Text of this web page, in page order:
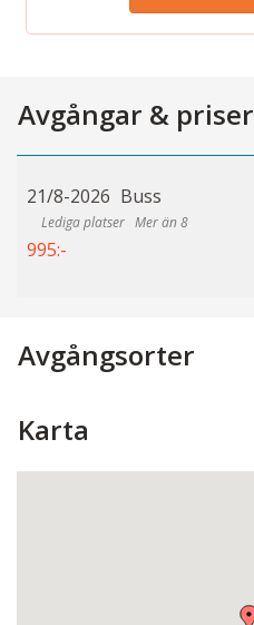
Avgångar & priser
21/8-2026 Buss
Mer än 8
995:-
Avgångsorter
Karta